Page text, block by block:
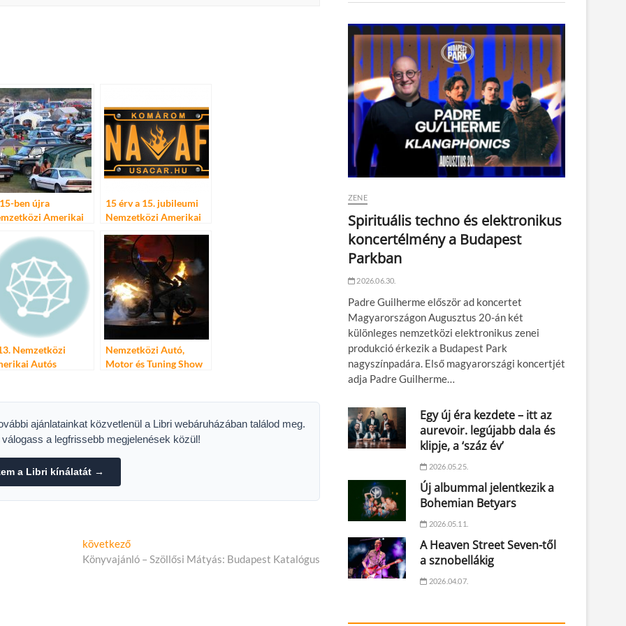
ben újra
Amerikai
15 érv a 15. jubileumi
Nemzetközi Amerikai
Nemzetközi
Autós
Nemzetközi Autó,
Motor és Tuning Show
ajánlatainkat közvetlenül a Libri webáruházában találod meg.
a legfrissebb megjelenések közül!
a Libri kínálatát →
következőKövetkező
cikk:
Könyvajánló – Szöllősi Mátyás: Budapest Katalógus
ZENE
Spirituális techno és elektronikus
koncertélmény a Budapest
Parkban
2026.06.30.
Padre Guilherme először ad koncertet
Magyarországon Augusztus 20-án két
különleges nemzetközi elektronikus zenei
produkció érkezik a Budapest Park
nagyszínpadára. Első magyarországi koncertjét
adja Padre Guilherme…
Egy új éra kezdete – itt az
aurevoir. legújabb dala és
klipje, a ‘száz év’
2026.05.25.
Új albummal jelentkezik a
Bohemian Betyars
2026.05.11.
A Heaven Street Seven-től
a sznobellákig
2026.04.07.